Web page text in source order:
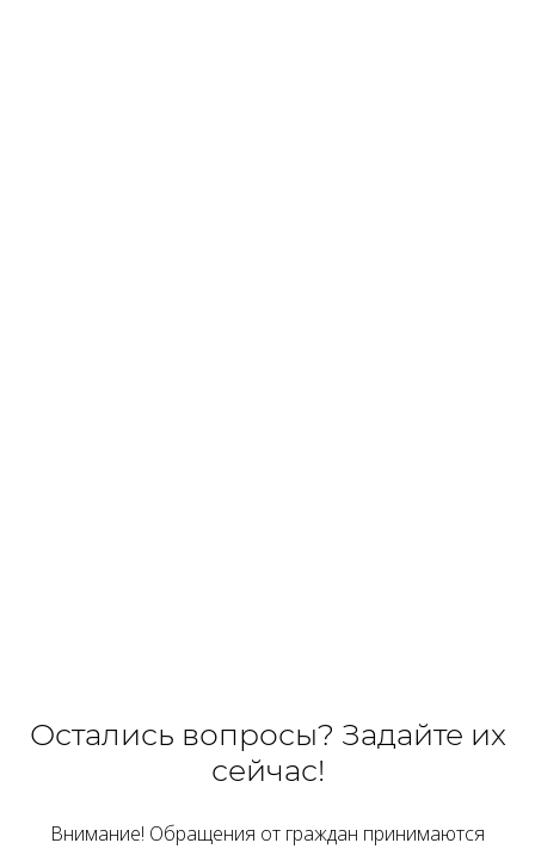
Остались вопросы? Задайте их
сейчас!
Внимание! Обращения от граждан принимаются